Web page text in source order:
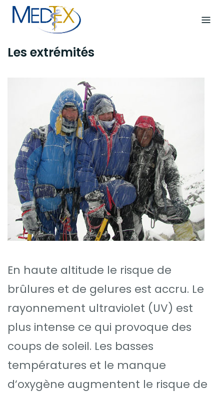
Skip
Les extrémités
En haute altitude le risque de
brûlures et de gelures est accru. Le
rayonnement ultraviolet (UV) est
plus intense ce qui provoque des
coups de soleil. Les basses
températures et le manque
d’oxygène augmentent le risque de